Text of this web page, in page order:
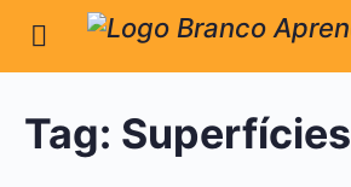
Tag: Superfícies